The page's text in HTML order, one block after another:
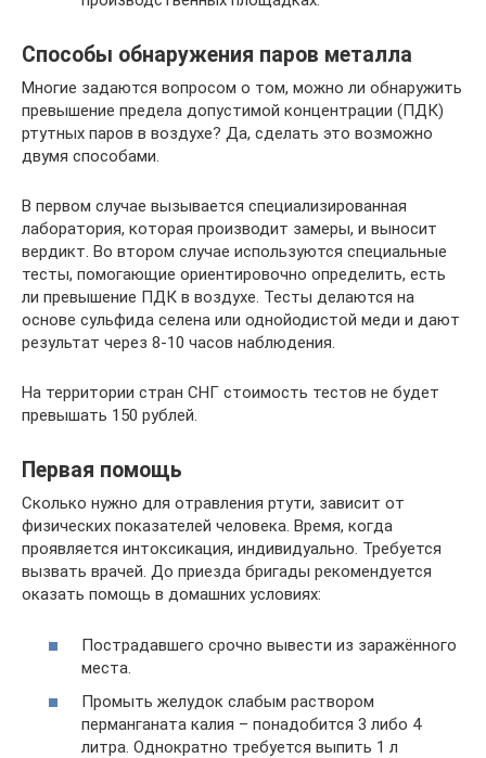
Способы обнаружения паров металла
Многие задаются вопросом о том, можно ли обнаружить
превышение предела допустимой концентрации (ПДК)
ртутных паров в воздухе? Да, сделать это возможно
двумя способами.
В первом случае вызывается специализированная
лаборатория, которая производит замеры, и выносит
вердикт. Во втором случае используются специальные
тесты, помогающие ориентировочно определить, есть
ли превышение ПДК в воздухе. Тесты делаются на
основе сульфида селена или однойодистой меди и дают
результат через 8-10 часов наблюдения.
На территории стран СНГ стоимость тестов не будет
превышать 150 рублей.
Первая помощь
Сколько нужно для отравления ртути, зависит от
физических показателей человека. Время, когда
проявляется интоксикация, индивидуально. Требуется
вызвать врачей. До приезда бригады рекомендуется
оказать помощь в домашних условиях:
Пострадавшего срочно вывести из заражённого
места.
Промыть желудок слабым раствором
перманганата калия – понадобится 3 либо 4
литра. Однократно требуется выпить 1 л